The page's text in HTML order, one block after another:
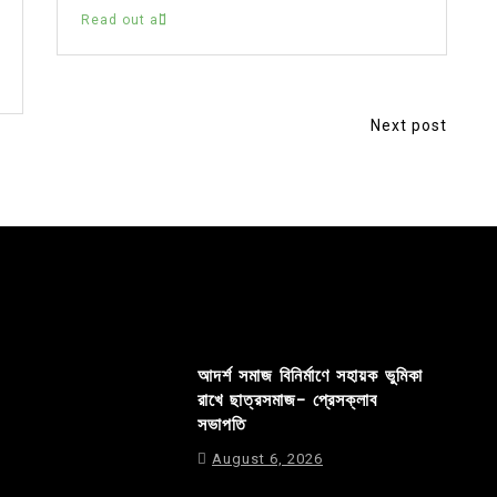
Read out all
Next post
আদর্শ সমাজ বিনির্মাণে সহায়ক ভুমিকা
রাখে ছাত্রসমাজ- প্রেসক্লাব
সভাপতি
August 6, 2026